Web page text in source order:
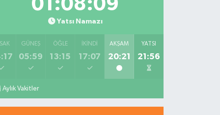
Yatsı Namazı
GÜNEŞ
05:59
ÖĞLE
13:15
İKINDI
17:07
AKŞAM
20:21
YATSI
21:56
Aylık Vakitler